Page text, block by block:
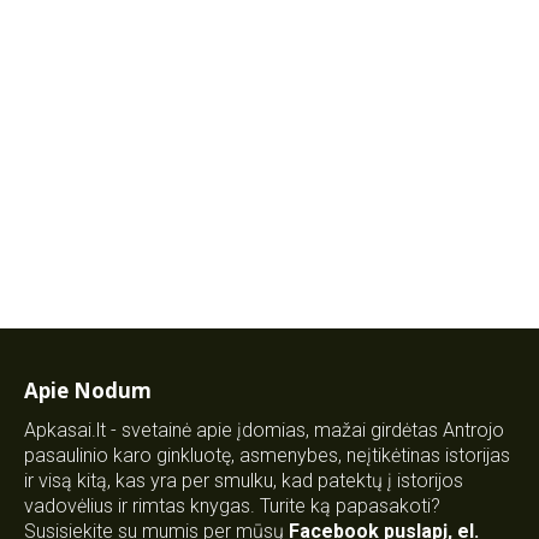
Apie Nodum
Apkasai.lt - svetainė apie įdomias, mažai girdėtas Antrojo
pasaulinio karo ginkluotę, asmenybes, neįtikėtinas istorijas
ir visą kitą, kas yra per smulku, kad patektų į istorijos
vadovėlius ir rimtas knygas. Turite ką papasakoti?
Susisiekite su mumis per mūsų Facebook puslapį, el.